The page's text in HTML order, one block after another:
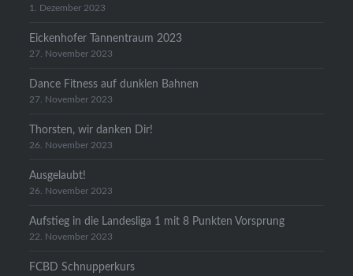
1. Dezember 2023
Eickenhofer Tannentraum 2023
27. November 2023
Dance Fitness auf dunklen Bahnen
27. November 2023
Thorsten, wir danken Dir!
26. November 2023
Ausgelaubt!
26. November 2023
Aufstieg in die Landesliga 1 mit 8 Punkten Vorsprung
22. November 2023
FCBD Schnupperkurs